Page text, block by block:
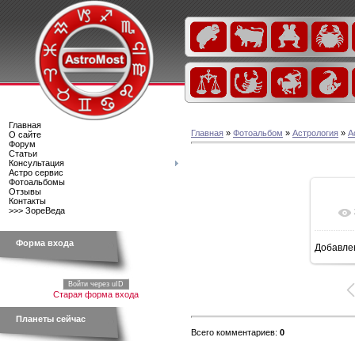
Главная
О сайте
Форум
Статьи
Консультация
Астро сервис
Фотоальбомы
Отзывы
Контакты
>>> ЗореВеда
Форма входа
Войти через uID
Старая форма входа
Планеты сейчас
Главная » Фотоальбом » Астрология »
Всего комментариев: 0